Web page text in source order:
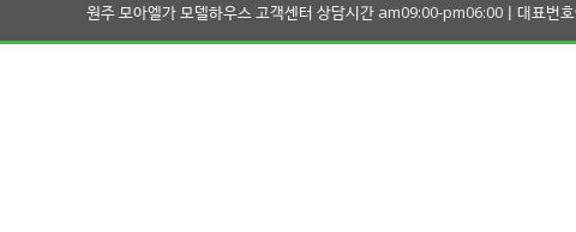
원주 모아엘가 모델하우스 고객센터 상담시간 am09:00-pm06:00ㅣ대표번